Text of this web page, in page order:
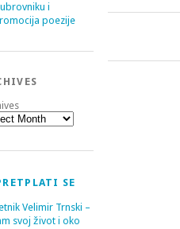
i
poezije
SE
Velimir Trnski –
svoj život i oko